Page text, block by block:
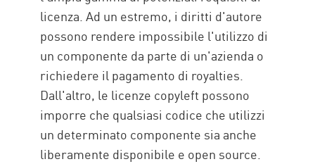
licenza. Ad un estremo, i diritti d'autore
possono rendere impossibile l'utilizzo di
un componente da parte di un'azienda o
richiedere il pagamento di royalties.
Dall'altro, le licenze copyleft possono
imporre che qualsiasi codice che utilizzi
un determinato componente sia anche
liberamente disponibile e open source.